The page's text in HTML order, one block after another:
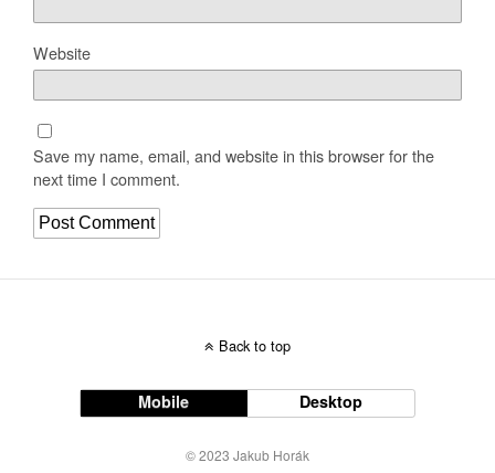
Website
Save my name, email, and website in this browser for the
next time I comment.
Back to top
Mobile Desktop
© 2023 Jakub Horák